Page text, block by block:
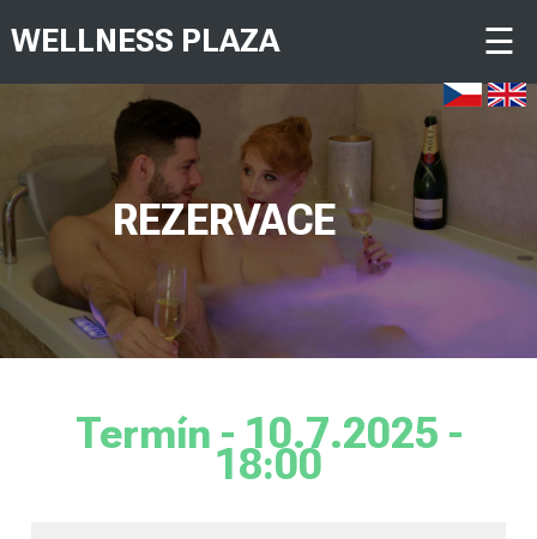
WELLNESS PLAZA ☰
REZERVACE
Termín - 10.7.2025 -
18:00